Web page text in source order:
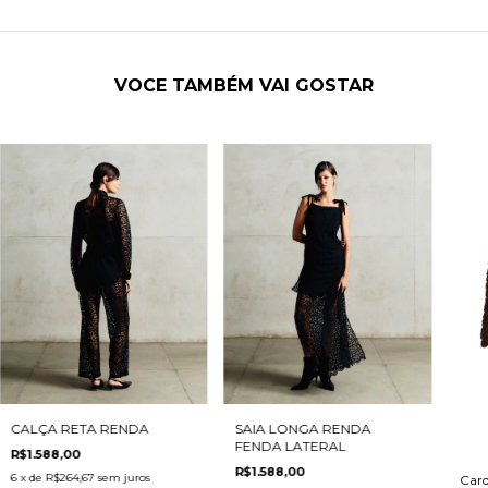
VOCE TAMBÉM VAI GOSTAR
CALÇA RETA RENDA
R$1.588,00
6 x de R$264,67 sem juros
SAIA LONGA RENDA
FENDA LATERAL
R$1.588,00